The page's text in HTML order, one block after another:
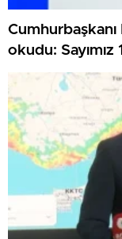
okudu: Sayımız